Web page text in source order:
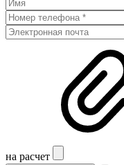
на расчет